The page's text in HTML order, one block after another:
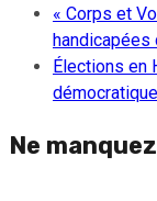
« Corps et
handicapées
Élections en
Ne